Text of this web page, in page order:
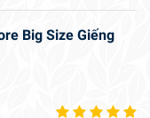
Big Size Giếng